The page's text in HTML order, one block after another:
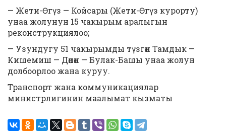
— Жети-Өгүз — Койсары (Жети-Өгүз курорту)
унаа жолунун 15 чакырым аралыгын
реконструкциялоо;
— Узундугу 51 чакырымды түзгөн Тамдык —
Кишемиш — Дөнөн — Булак-Башы унаа жолун
долбоорлоо жана куруу.
Транспорт жана коммуникациялар
министрлигинин маалымат кызматы